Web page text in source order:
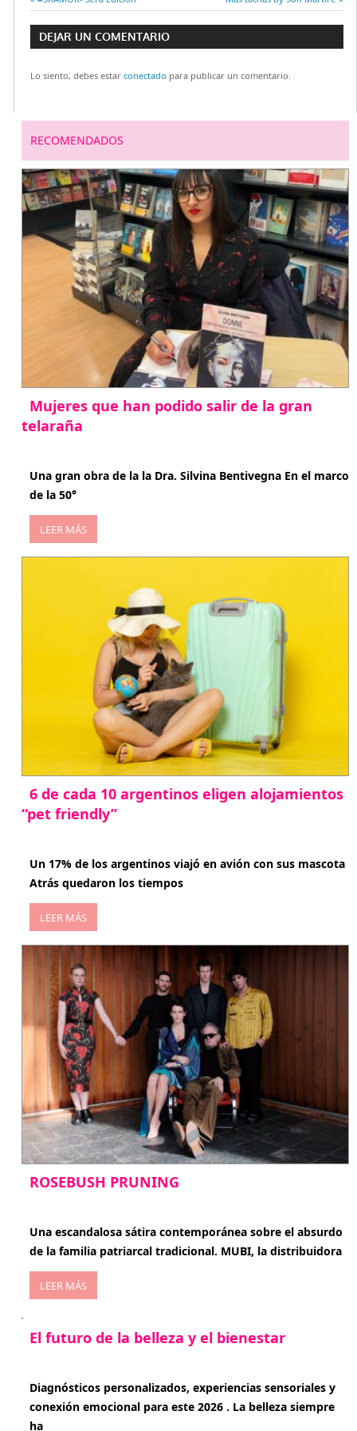
Navegación
de
entradas
anterior:
siguiente:
DEJAR UN COMENTARIO
Lo siento, debes estar conectado para publicar un comentario.
RECOMENDADOS
Mujeres que han podido salir de la gran
telaraña
Una gran obra de la la Dra. Silvina Bentivegna En el marco
de la 50°
LEER MÁS
6 de cada 10 argentinos eligen alojamientos
“pet friendly”
Un 17% de los argentinos viajó en avión con sus mascota
Atrás quedaron los tiempos
LEER MÁS
ROSEBUSH PRUNING
Una escandalosa sátira contemporánea sobre el absurdo
de la familia patriarcal tradicional. MUBI, la distribuidora
LEER MÁS
El futuro de la belleza y el bienestar
Diagnósticos personalizados, experiencias sensoriales y
conexión emocional para este 2026 . La belleza siempre
ha